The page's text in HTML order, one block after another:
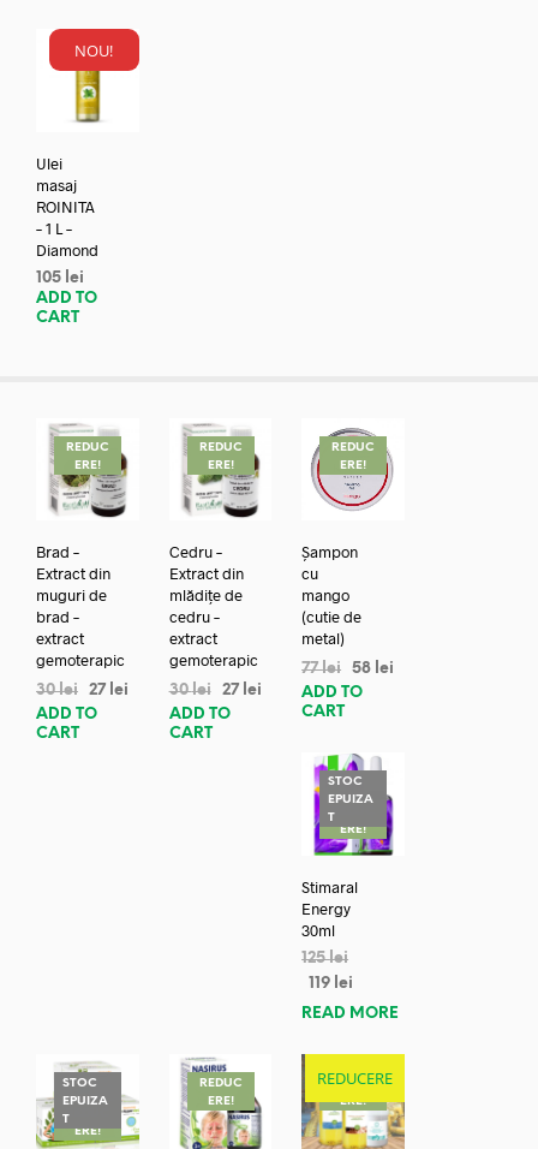
NOU!
Ulei
masaj
ROINITA
– 1 L –
Diamond
105 lei
ADD TO
CART
REDUC
ERE!
Brad –
Extract din
muguri de
brad –
extract
gemoterapic
30lei 27 lei
ADD TO
CART
REDUC
ERE!
Cedru –
Extract din
mlădițe de
cedru –
extract
gemoterapic
30lei 27 lei
ADD TO
CART
REDUC
ERE!
Șampon
cu
mango
(cutie de
metal)
77lei 58 lei
ADD TO
CART
STOC
EPUIZA
TREDUC
ERE!
Stimaral
Energy
30ml
125lei
119 lei
READ MORE
STOC
EPUIZA
TREDUC
ERE!
REDUC
ERE!
REDUCERE
REDUC
ERE!